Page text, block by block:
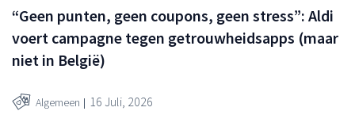
“Geen punten, geen coupons, geen stress”: Aldi
voert campagne tegen getrouwheidsapps (maar
niet in België)
Algemeen 16 Juli, 2026